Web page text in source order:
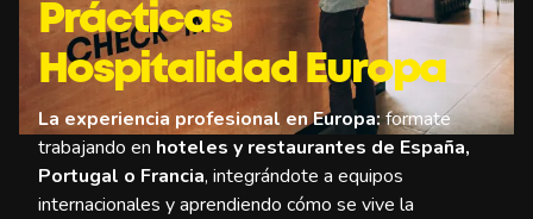
Prácticas
Hospitalidad Europa
La experiencia profesional en Europa:formate
trabajando en hoteles y restaurantes de España,
Portugal o Francia, integrándote a equipos
internacionales y aprendiendo cómo se vive la